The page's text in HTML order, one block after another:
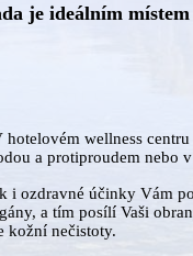
je ideálním
hotelovém wellness
a protiproudem nebo
i ozdravné účinky Vám
a tím posílí Vaši
kožní nečistoty.